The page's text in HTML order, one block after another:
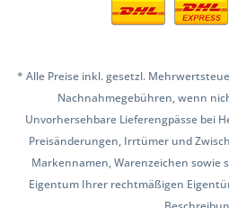
* Alle Preise inkl. gesetzl.
Nachnahmegebühren, wenn
Unvorhersehbare Lieferengpässe bei
Preisänderungen, Irrtümer und
Markennamen, Warenzeichen sowie
Eigentum Ihrer rechtmäßigen